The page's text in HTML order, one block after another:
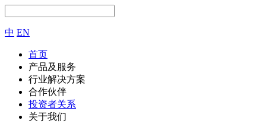
中 EN
首页
产品及服务
行业解决方案
合作伙伴
投资者关系
关于我们